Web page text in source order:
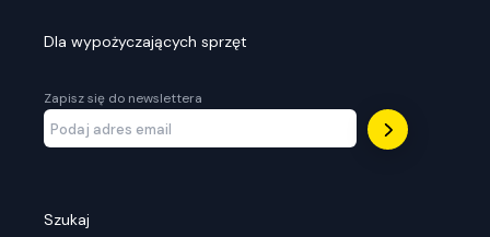
Dla wypożyczających sprzęt
Zapisz się do newslettera
Szukaj